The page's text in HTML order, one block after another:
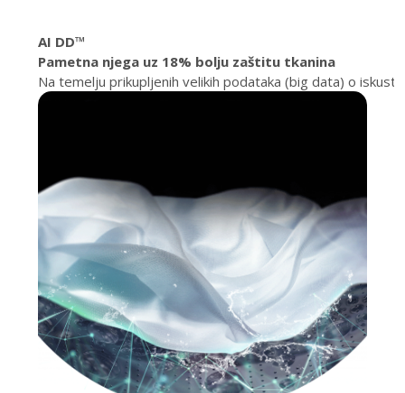
AI DD™
Pametna njega uz 18% bolju zaštitu tkanina
Na temelju prikupljenih velikih podataka (big data) o